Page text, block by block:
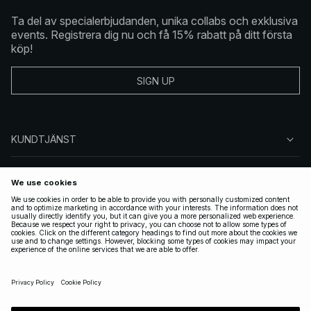
Ta del av specialerbjudanden, unika collabs och exklusiva
events. Registrera dig nu och få 15% rabatt på ditt första
köp!
SIGN UP
KUNDTJÄNST
FÖLJ OSS
JURIDISKT